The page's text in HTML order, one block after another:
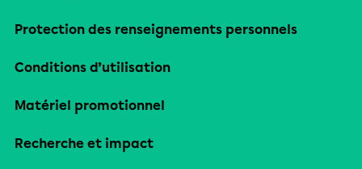
Protection des renseignements personnels
Conditions d’utilisation
Matériel promotionnel
Recherche et impact